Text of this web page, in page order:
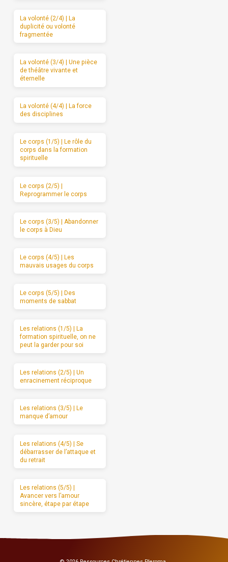
La volonté (2/4) | La
duplicité ou volonté
fragmentée
La volonté (3/4) | Une pièce
de théâtre vivante et
éternelle
La volonté (4/4) | La force
des disciplines
Le corps (1/5) | Le rôle du
corps dans la formation
spirituelle
Le corps (2/5) |
Reprogrammer le corps
Le corps (3/5) | Abandonner
le corps à Dieu
Le corps (4/5) | Les
mauvais usages du corps
Le corps (5/5) | Des
moments de sabbat
Les relations (1/5) | La
formation spirituelle, on ne
peut la garder pour soi
Les relations (2/5) | Un
enracinement réciproque
Les relations (3/5) | Le
manque d’amour
Les relations (4/5) | Se
débarrasser de l’attaque et
du retrait
Les relations (5/5) |
Avancer vers l’amour
sincère, étape par étape